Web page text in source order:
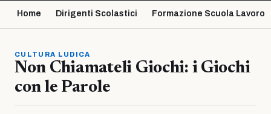
Home Dirigenti Scolastici Formazione Scuola Lavoro
CULTURA LUDICA
Non Chiamateli Giochi: i Giochi
con le Parole